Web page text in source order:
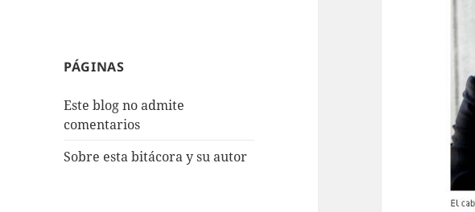
PÁGINAS
Este blog no admite
comentarios
Sobre esta bitácora y su autor